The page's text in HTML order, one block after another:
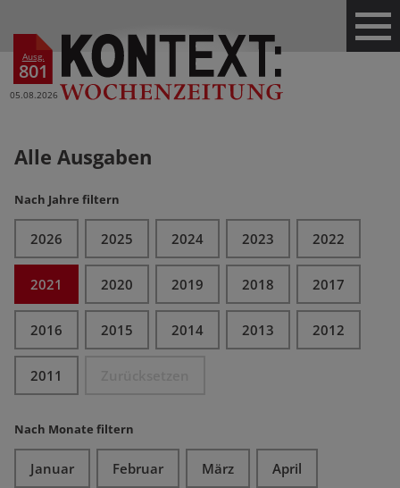
Ausg.
801
05.08.2026
Alle Ausgaben
Nach Jahre filtern
2026 2025 2024 2023 2022
2021 2020 2019 2018 2017
2016 2015 2014 2013 2012
2011
Nach Monate filtern
Januar Februar März April